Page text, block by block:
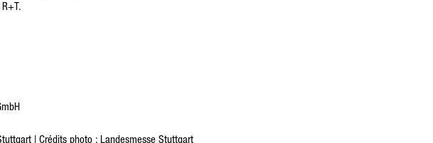
| Crédits photo : Landesmesse Stuttgart